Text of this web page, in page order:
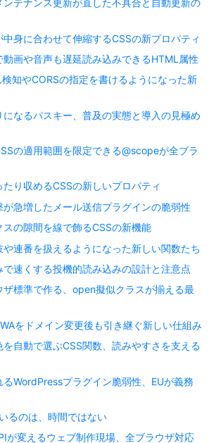
テナンス更新が直した不具合と自動更新の
身に合わせて伸縮するCSSの新プロパティ
画や音声も遅延読み込みできるHTML属性
知やCORSの指定を書けるようになった新
なるパスキー、普及の実態と導入の見極め
の適用範囲を限定できる@scopeが全ブラ
り収めるCSSの新しいプロパティ
急増したメール送信プラグインの脆弱性
の隙間を線で飾るCSSの新機能
連番を扱えるようになった新しい関数たち
速くする投機的読み込みの設計と注意点
ザ標準で作る、open擬似クラスが揃える最
をドメイン変更後も引き継ぐ新しい仕組み
自動で選ぶCSS関数、読みやすさを支える
WordPressプラグイン脆弱性、EUが義務
るのは、時間ではない
が変えるウェブ制作現場、全ブラウザ対応